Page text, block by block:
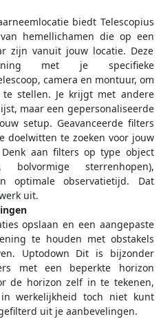
biedt Telescopius
hemellichamen die op een
zijn vanuit jouw locatie. Deze
met je specifieke
camera en montuur, om
stellen. Je krijgt met andere
maar een gepersonaliseerde
setup. Geavanceerde filters
doelwitten te zoeken voor jouw
aan filters op type object
bolvormige sterrenhopen),
optimale observatietijd. Dat
uit.
opslaan en een aangepaste
te houden met obstakels
Uptodown Dit is bijzonder
met een beperkte horizon
de horizon zelf in te tekenen,
werkelijkheid toch niet kunt
uit je aanbevelingen.